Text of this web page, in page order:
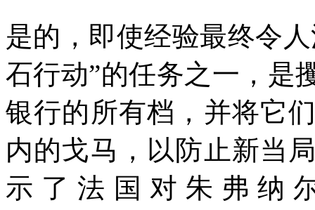
是的，即使经验最终令
石行动”的任务之一，是
银行的所有档，并将它
内的戈马，以防止新当
示了法国对朱弗纳